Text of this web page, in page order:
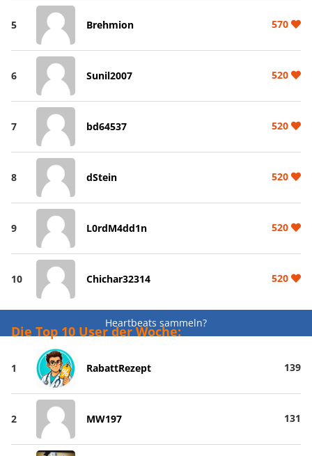
5 Brehmion 570
6 Sunil2007 520
7 bd64537 520
8 dStein 520
9 L0rdM4dd1n 520
10 Chichar32314 520
Heartbeats sammeln?
Die Top 10 User der Woche:
1 RabattRezept 139
2 MW197 131